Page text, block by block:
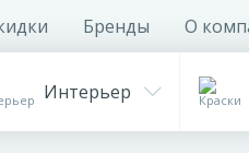
Бренды О
Интерьер